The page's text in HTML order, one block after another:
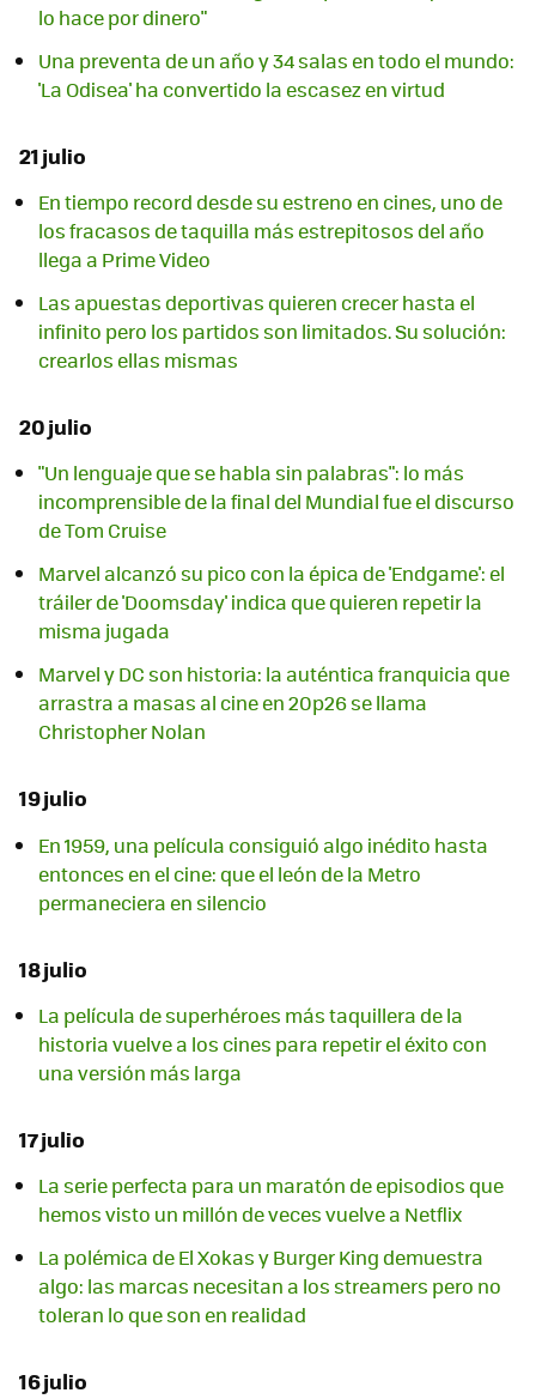
lo hace por dinero"
Una preventa de un año y 34 salas en todo el mundo:
'La Odisea' ha convertido la escasez en virtud
21 julio
En tiempo record desde su estreno en cines, uno de
los fracasos de taquilla más estrepitosos del año
llega a Prime Video
Las apuestas deportivas quieren crecer hasta el
infinito pero los partidos son limitados. Su solución:
crearlos ellas mismas
20 julio
"Un lenguaje que se habla sin palabras": lo más
incomprensible de la final del Mundial fue el discurso
de Tom Cruise
Marvel alcanzó su pico con la épica de 'Endgame': el
tráiler de 'Doomsday' indica que quieren repetir la
misma jugada
Marvel y DC son historia: la auténtica franquicia que
arrastra a masas al cine en 20p26 se llama
Christopher Nolan
19 julio
En 1959, una película consiguió algo inédito hasta
entonces en el cine: que el león de la Metro
permaneciera en silencio
18 julio
La película de superhéroes más taquillera de la
historia vuelve a los cines para repetir el éxito con
una versión más larga
17 julio
La serie perfecta para un maratón de episodios que
hemos visto un millón de veces vuelve a Netflix
La polémica de El Xokas y Burger King demuestra
algo: las marcas necesitan a los streamers pero no
toleran lo que son en realidad
16 julio